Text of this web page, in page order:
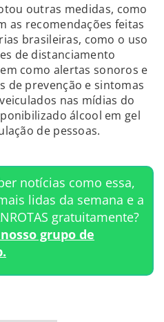
outras medidas, como
as recomendações feitas
brasileiras, como o uso
de distanciamento
como alertas sonoros e
de prevenção e sintomas
nas mídias do
álcool em gel
de pessoas.
notícias como essa,
lidas da semana e a
gratuitamente?
grupo de